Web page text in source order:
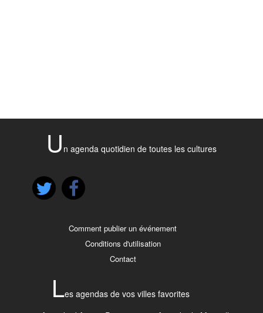
U n agenda quotidien de toutes les cultures
Comment publier un événement
Conditions d'utilisation
Contact
Les agendas de vos villes favorites